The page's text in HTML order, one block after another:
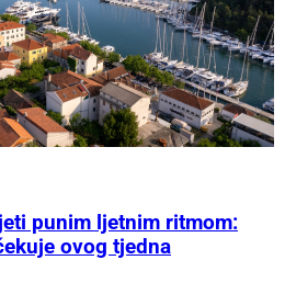
punim ljetnim ritmom:
ovog tjedna